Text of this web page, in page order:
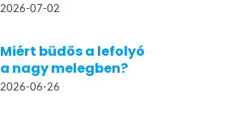
2026-07-02
Miért büdös a lefolyó
a nagy melegben?
2026-06-26